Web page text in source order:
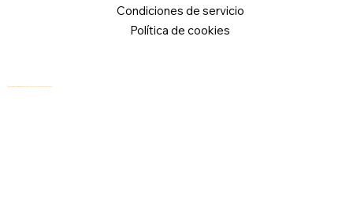
Condiciones de servicio
Política de cookies